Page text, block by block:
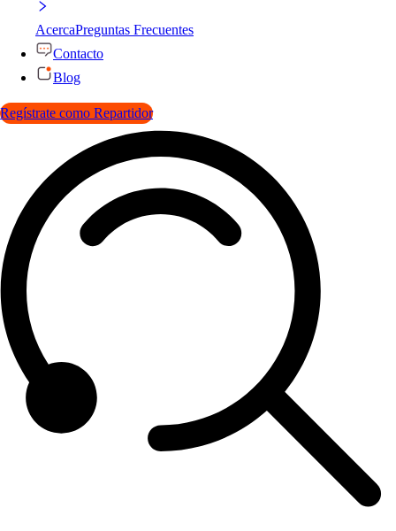
AcercaPreguntas Frecuentes
Contacto
Blog
Regístrate como Repartidor